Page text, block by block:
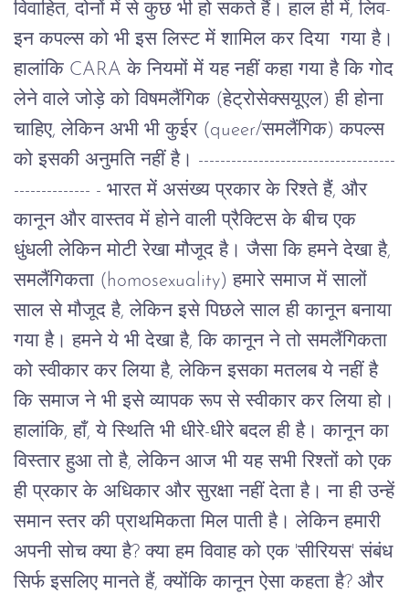
विवाहित,दोनों में से कुछ भी हो सकते हैं। हाल ही में,लिव-
इन कपल्स को भी इस लिस्ट में शामिल कर दिया गया है।
हालांकि CARAके नियमों में यह नहीं कहा गया है कि गोद
लेने वाले जोड़े को विषमलैंगिक (हेट्रोसेक्सयूएल)ही होना
चाहिए,लेकिन अभी भी कुईर(queer/समलैंगिक)कपल्स
को इसकी अनुमति नहीं है। ------------------------------------
-------------- - भारत में असंख्य प्रकार के रिश्ते हैं, और
कानून और वास्तव में होने वाली प्रैक्टिस के बीच एक
धुंधली लेकिन मोटी रेखा मौजूद है। जैसा कि हमने देखा है,
समलैंगिकता (homosexuality)हमारे समाज में सालों
साल से मौजूद है,लेकिन इसे पिछले साल ही कानून बनाया
गया है। हमने ये भी देखा है,कि कानून ने तो समलैंगिकता
को स्वीकार कर लिया है,लेकिन इसका मतलब ये नहीं है
कि समाज ने भी इसे व्यापक रूप से स्वीकार कर लिया हो।
हालांकि,हाँ,ये स्थिति भी धीरे-धीरे बदल ही है। कानून का
विस्तार हुआ तो है,लेकिन आज भी यह सभी रिश्तों को एक
ही प्रकार के अधिकार और सुरक्षा नहीं देता है। ना ही उन्हें
समान स्तर की प्राथमिकता मिल पाती है। लेकिन हमारी
अपनी सोच क्या है?क्या हम विवाह को एक 'सीरियस'संबंध
सिर्फ इसलिए मानते हैं,क्योंकि कानून ऐसा कहता है? और